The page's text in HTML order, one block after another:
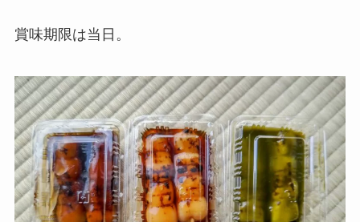
賞味期限は当日。